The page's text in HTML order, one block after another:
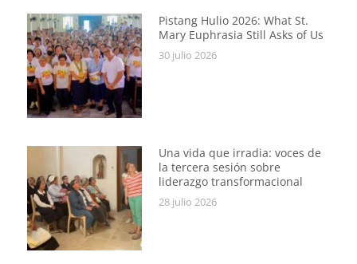
Pistang Hulio 2026: What St.
Mary Euphrasia Still Asks of Us
30 julio 2026
Una vida que irradia: voces de
la tercera sesión sobre
liderazgo transformacional
28 julio 2026